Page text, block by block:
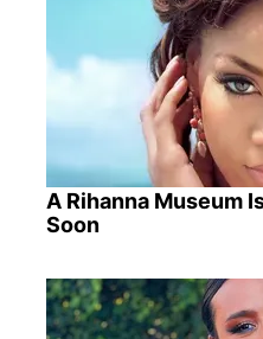
A Rihanna Museum
Soon